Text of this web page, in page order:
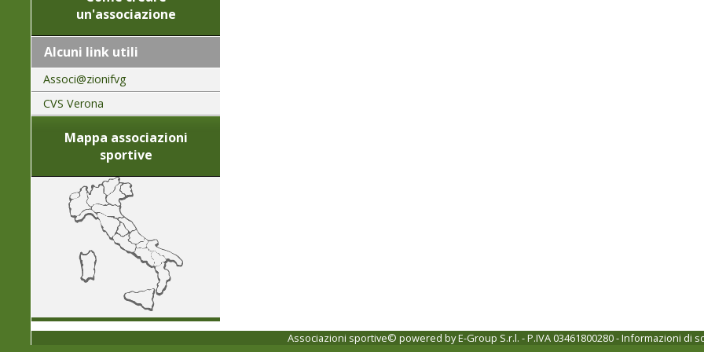
un'associazione
Alcuni link utili
Associ@zionifvg
CVS Verona
Mappa associazioni
sportive
Associazioni sportive© powered byE-Group S.r.l. - P.IVA 03461800280-Informazioni di